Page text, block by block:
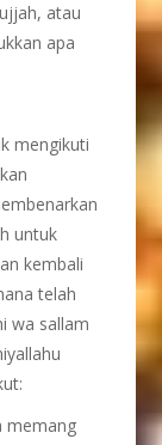
atau
apa
mengikuti
untuk
kembali
telah
wa sallam
memang